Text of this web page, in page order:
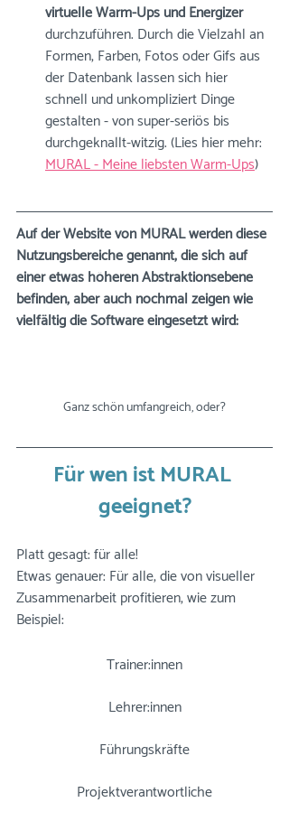
virtuelle Warm-Ups und Energizer
durchzuführen. Durch die Vielzahl an
Formen, Farben, Fotos oder Gifs aus
der Datenbank lassen sich hier
schnell und unkompliziert Dinge
gestalten - von super-seriös bis
durchgeknallt-witzig. (Lies hier mehr:
MURAL - Meine liebsten Warm-Ups)
Auf der Website von MURAL werden diese
Nutzungsbereiche genannt, die sich auf
einer etwas höheren Abstraktionsebene
befinden, aber auch nochmal zeigen wie
vielfältig die Software eingesetzt wird:
Ganz schön umfangreich, oder?
Für wen ist MURAL
geeignet?
Platt gesagt: für alle!
Etwas genauer: Für alle, die von visueller
Zusammenarbeit profitieren, wie zum
Beispiel:
Trainer:innen
Lehrer:innen
Führungskräfte
Projektverantwortliche